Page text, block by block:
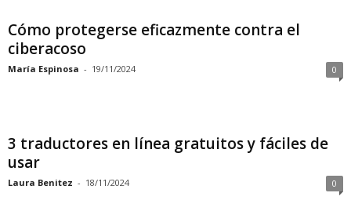
Cómo protegerse eficazmente contra el
ciberacoso
María Espinosa - 19/11/2024 0
3 traductores en línea gratuitos y fáciles de
usar
Laura Benitez - 18/11/2024 0